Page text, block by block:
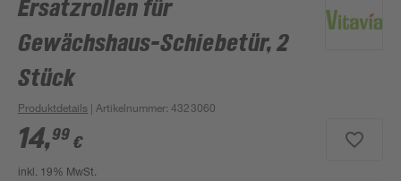
Ersatzrollen für
Gewächshaus-Schiebetür, 2
Stück
Produktdetails | Artikelnummer:4323060
14,99 €
inkl. 19% MwSt.